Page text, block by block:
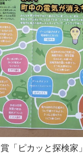
「ピカッと探検家」